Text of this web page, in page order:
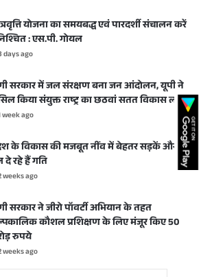
योजना का समयबद्ध एवं पारदर्शी संचालन करें
: एस.पी. गोयल
days ago
सरकार में जल संरक्षण बना जन आंदोलन, यूपी ने
किया संयुक्त राष्ट्र का छठवां सतत विकास लक्ष्य
week ago
के विकास की मजबूत नींव में बेहतर सड़कें और
रहे हैं गति
weeks ago
सरकार ने जीरो पॉवर्टी अभियान के तहत
कौशल प्रशिक्षण के लिए मंजूर किए 50
रुपये
weeks ago